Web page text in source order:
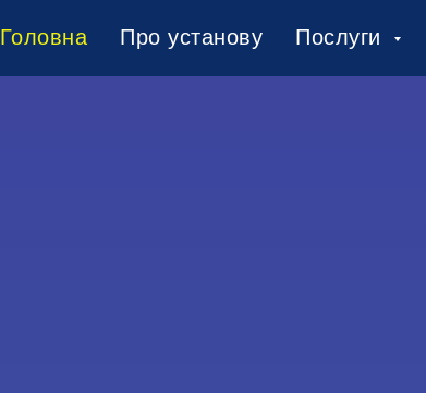
Головна Про установу Послуги